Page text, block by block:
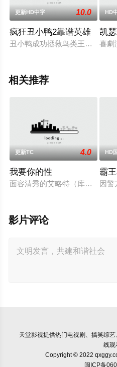
更新HD中字 10.0
疯狂丑小鸭2靠谱英雄
丑小鸭成功拯救鸟类王国后回
HD
凯
喜劇
相关推荐
更新TC 4.0
我要你的性
面容清秀的艾略特（库珀·霍夫
HD
霸
因警
影片评论
天堂影视提供热门电视剧、搞笑综
线观
Copyright © 2022
闽ICP备